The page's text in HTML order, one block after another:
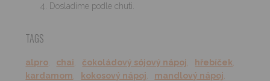
Dosladíme podle chuti.
TAGS
alpro chai čokoládový sójový nápoj hřebíček
kardamom
kokosový nápoj mandlový nápoj